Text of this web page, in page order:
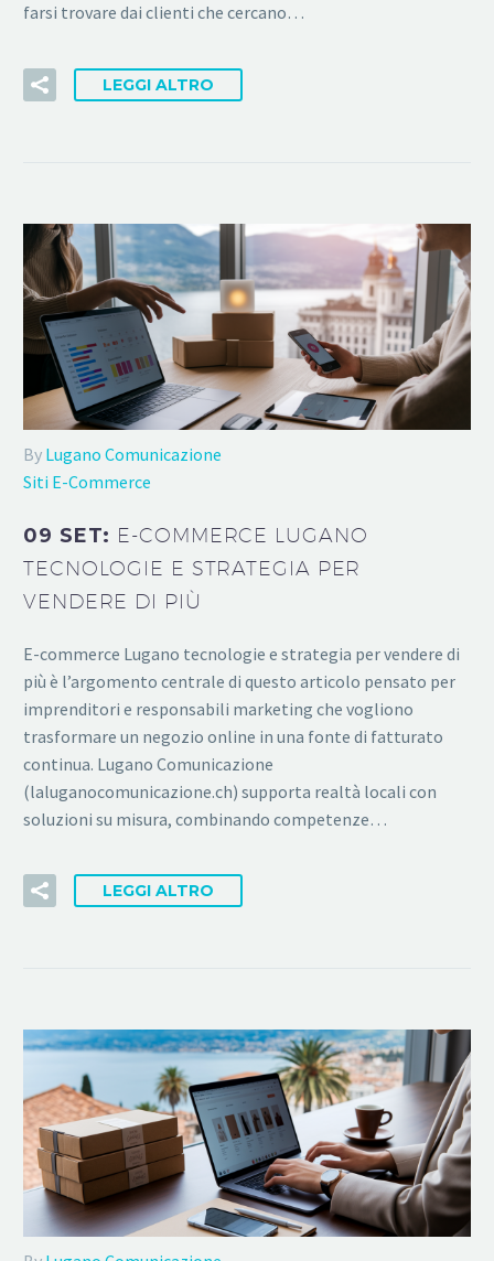
farsi trovare dai clienti che cercano…
LEGGI ALTRO
By Lugano Comunicazione
Siti E-Commerce
09 SET: E-COMMERCE LUGANO
TECNOLOGIE E STRATEGIA PER
VENDERE DI PIÙ
E-commerce Lugano tecnologie e strategia per vendere di
più è l’argomento centrale di questo articolo pensato per
imprenditori e responsabili marketing che vogliono
trasformare un negozio online in una fonte di fatturato
continua. Lugano Comunicazione
(laluganocomunicazione.ch) supporta realtà locali con
soluzioni su misura, combinando competenze…
LEGGI ALTRO